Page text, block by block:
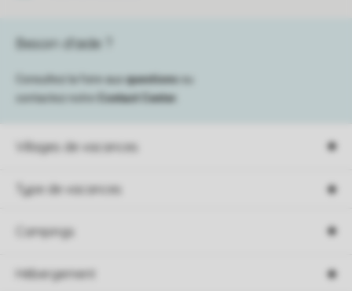
Villages de vacances
Type de vacances
Campings
Hébergement
Besoin d’aide ?
Consultez la foire aux questions
contactez notre
Contact Center